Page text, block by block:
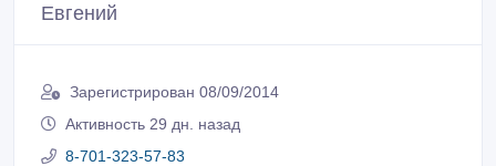
Евгений
Зарегистрирован 08/09/2014
Активность 29 дн. назад
8-701-323-57-83